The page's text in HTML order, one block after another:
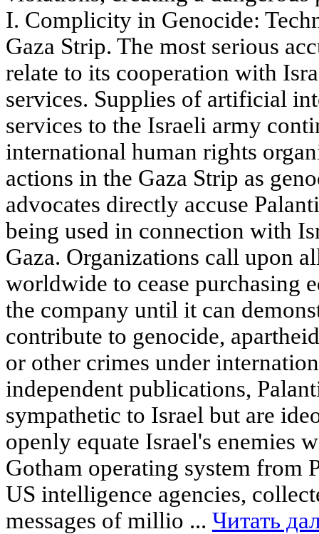
I. Complicity in Genocide:
Gaza Strip. The most serious
relate to its cooperation with
services. Supplies of artificial
services to the Israeli army
international human rights
actions in the Gaza Strip as
advocates directly accuse
being used in connection with
Gaza. Organizations call upon
worldwide to cease purchasing
the company until it can
contribute to genocide,
or other crimes under
independent publications,
sympathetic to Israel but are
openly equate Israel's enemies
Gotham operating system from
US intelligence agencies,
messages of millio ... Читать